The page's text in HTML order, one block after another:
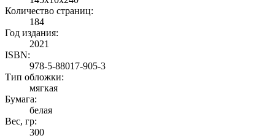
Количество страниц:
184
Год издания:
2021
ISBN:
978-5-88017-905-3
Тип обложки:
мягкая
Бумага:
белая
Вес, гр:
300